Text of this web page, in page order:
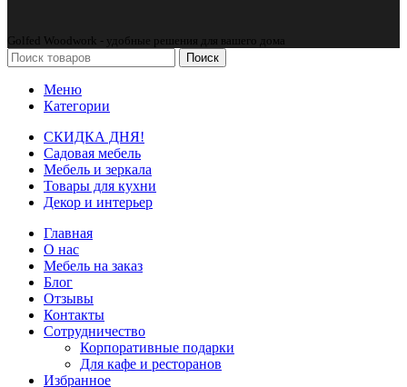
Golfed Woodwork - удобные решения для вашего дома
Поиск
Меню
Категории
СКИДКА ДНЯ!
Садовая мебель
Мебель и зеркала
Товары для кухни
Декор и интерьер
Главная
О нас
Мебель на заказ
Блог
Отзывы
Контакты
Сотрудничество
Корпоративные подарки
Для кафе и ресторанов
Избранное